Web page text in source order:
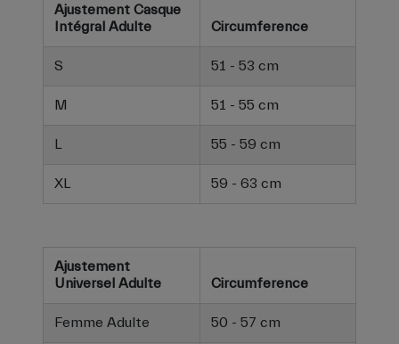
Ajustement Casque
Intégral Adulte
Circumference
S 51 - 53 cm
M 51 - 55 cm
L 55 - 59 cm
XL 59 - 63 cm
Ajustement
Universel Adulte
Circumference
Femme Adulte 50 - 57 cm